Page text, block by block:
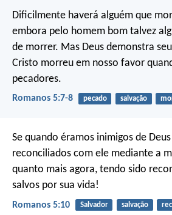
Dificilmente haverá alguém que
embora pelo homem bom talvez
de morrer. Mas Deus demonstra
Cristo morreu em nosso favor
pecadores.
Romanos 5:7-8 pecado salvação
Se quando éramos inimigos de
reconciliados com ele mediante a
quanto mais agora, tendo sido
salvos por sua vida!
Romanos 5:10 Salvador salvação